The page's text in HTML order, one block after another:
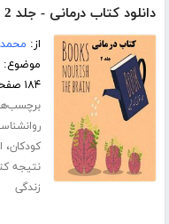
دانلود کتاب درمانی - جلد 2
از:
موضوع:
۱۸۴ صفحه
کودکان،
نتیجه
زندگی